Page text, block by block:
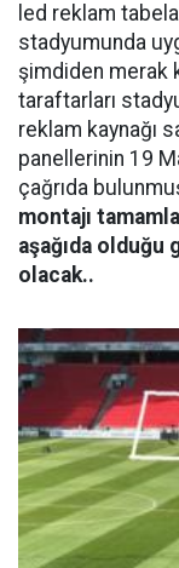
led reklam
stadyumunda
şimdiden merak
taraftarları
reklam kaynağı
panellerinin 19
çağrıda
montajı
aşağıda
olacak..